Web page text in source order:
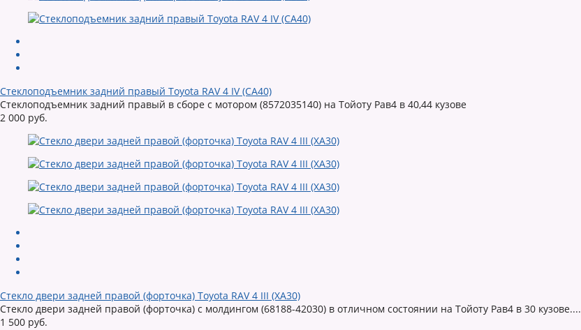
Стеклоподъемник задний правый Toyota RAV 4 IV (CA40)
Стеклоподъемник задний правый в сборе с мотором (8572035140) на Тойоту Рав4 в 40,44 кузове
2 000 руб.
Стекло двери задней правой (форточка) Toyota RAV 4 III (XA30)
Стекло двери задней правой (форточка) с молдингом (68188-42030) в отличном состоянии на Тойоту Рав4 в 30 кузове....
1 500 руб.